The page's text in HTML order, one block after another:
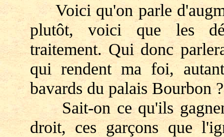
Voici qu'on parle
plutôt, voici que les
traitement. Qui donc
qui rendent ma foi,
bavards du palais Bourbon ?
Sait-on ce qu'ils
droit, ces garçons que